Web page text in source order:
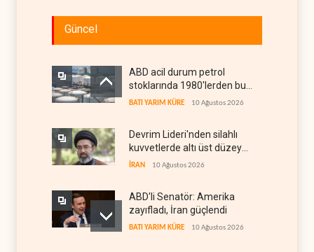
Güncel
ABD acil durum petrol
stoklarında 1980'lerden bu
yana en düşük seviye
BATI YARIM KÜRE 10 Ağustos 2026
Devrim Lideri'nden silahlı
kuvvetlerde altı üst düzey
atama
İRAN 10 Ağustos 2026
ABD'li Senatör: Amerika
zayıfladı, İran güçlendi
BATI YARIM KÜRE 10 Ağustos 2026